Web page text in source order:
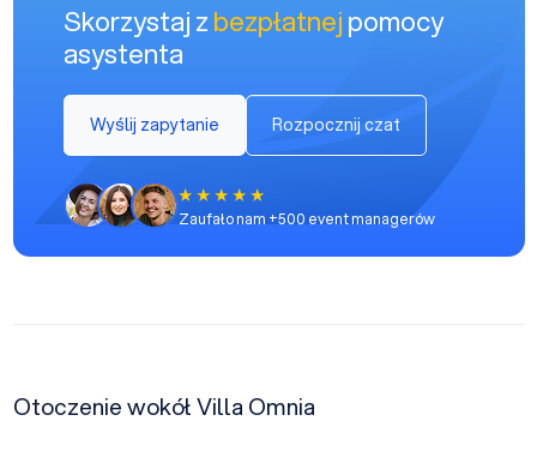
Skorzystaj zbezpłatnejpomocy
asystenta
Wyślij zapytanie Rozpocznij czat
Zaufało nam +500 event managerów
Otoczenie wokół Villa Omnia